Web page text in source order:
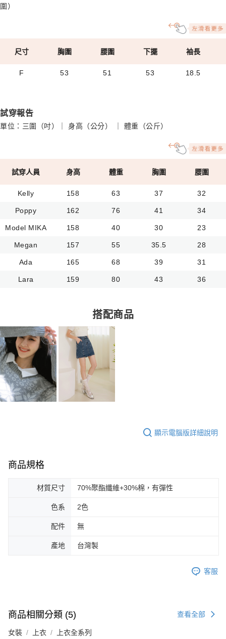
圍）
尺寸 胸圍 腰圍 下擺 袖長
F 53 51 53 18.5
試穿報告
單位：三圍（吋）｜ 身高（公分） ｜ 體重（公斤）
試穿人員 身高 體重 胸圍 腰圍
Kelly 158 63 37 32
Poppy 162 76 41 34
Model MIKA 158 40 30 23
Megan 157 55 35.5 28
Ada 165 68 39 31
Lara 159 80 43 36
搭配商品
顯示電腦版詳細說明
商品規格
材質尺寸 70%聚酯纖維+30%棉，有彈性
色系 2色
配件 無
產地 台灣製
客服
商品相關分類 (5) 查看全部
女裝 上衣 上衣全系列